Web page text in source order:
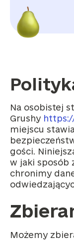
content
Na osobistej
Grushy
miejscu
gości.
w jaki sposób
chronimy
Możemy